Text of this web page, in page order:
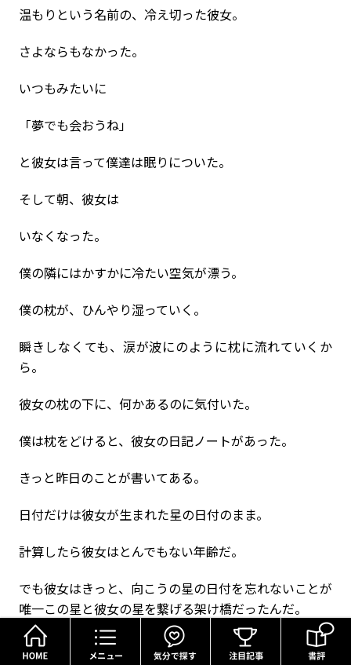
温もりという名前の、冷え切った彼女。
さよならもなかった。
いつもみたいに
「夢でも会おうね」
と彼女は言って僕達は眠りについた。
そして朝、彼女は
いなくなった。
僕の隣にはかすかに冷たい空気が漂う。
僕の枕が、ひんやり湿っていく。
瞬きしなくても、涙が波にのように枕に流れていくか
ら。
彼女の枕の下に、何かあるのに気付いた。
僕は枕をどけると、彼女の日記ノートがあった。
きっと昨日のことが書いてある。
日付だけは彼女が生まれた星の日付のまま。
計算したら彼女はとんでもない年齢だ。
でも彼女はきっと、向こうの星の日付を忘れないことが
唯一この星と彼女の星を繋げる架け橋だったんだ。
僕は最後のページを読んだ。